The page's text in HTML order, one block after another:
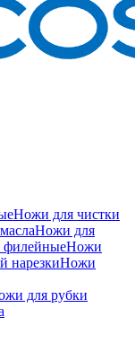
Ножи для чистки
Ножи для
Ножи
нарезкиНожи
для рубки